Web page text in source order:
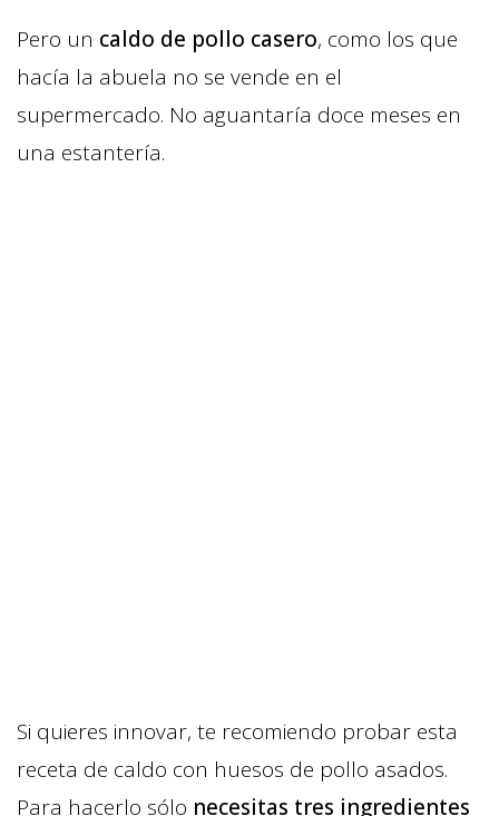
Pero un caldo de pollo casero, como los que
hacía la abuela no se vende en el
supermercado. No aguantaría doce meses en
una estantería.
Si quieres innovar, te recomiendo probar esta
receta de caldo con huesos de pollo asados.
Para hacerlo sólo necesitas tres ingredientes